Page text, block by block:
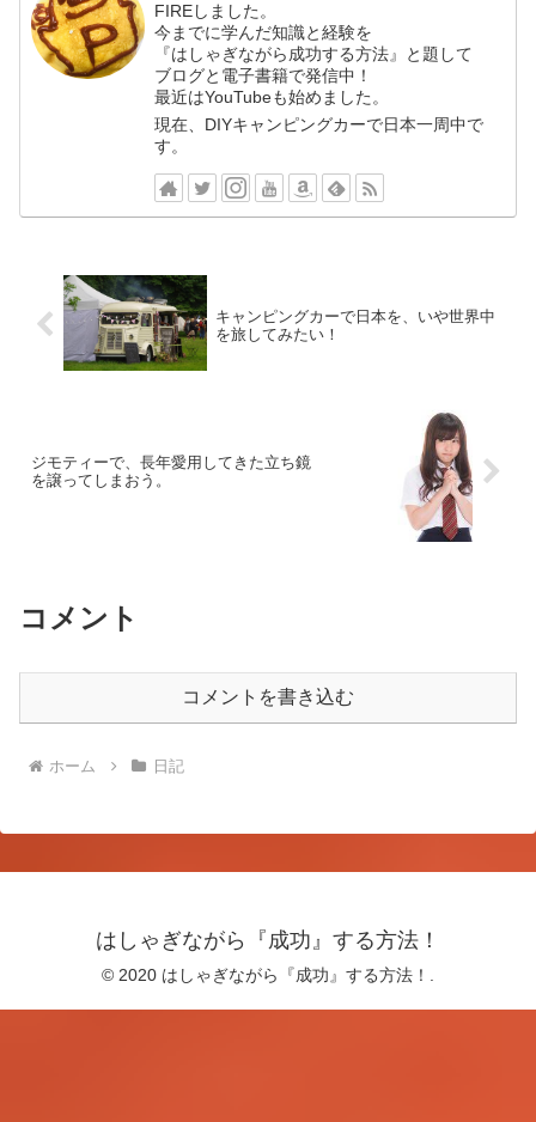
FIREしました。
今までに学んだ知識と経験を
『はしゃぎながら成功する方法』と題して
ブログと電子書籍で発信中！
最近はYouTubeも始めました。
現在、DIYキャンピングカーで日本一周中で
す。
キャンピングカーで日本を、いや世界中
を旅してみたい！
ジモティーで、長年愛用してきた立ち鏡
を譲ってしまおう。
コメント
コメントを書き込む
ホーム 日記
はしゃぎながら『成功』する方法！
© 2020 はしゃぎながら『成功』する方法！.